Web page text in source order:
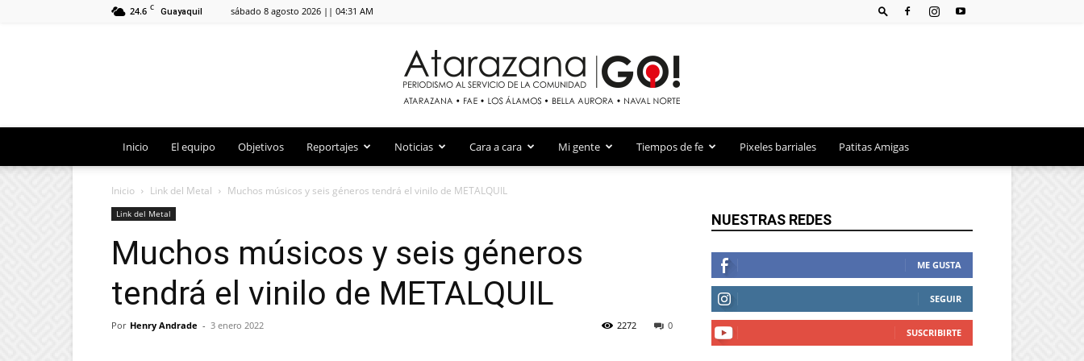
24.6 C Guayaquil sábado 8 agosto 2026 || 04:31 AM
Atarazana Go!
Inicio El equipo Objetivos Reportajes Noticias Cara a cara Mi gente Tiempos de fe Pixeles barriales Patitas Amigas
Inicio Link del Metal Muchos músicos y seis géneros tendrá el vinilo de METALQUIL
Link del Metal
Muchos músicos y seis géneros
tendrá el vinilo de METALQUIL
Por Henry Andrade - 3 enero 2022 0
2272
NUESTRAS REDES
ME GUSTA
SEGUIR
SUSCRIBIRTE